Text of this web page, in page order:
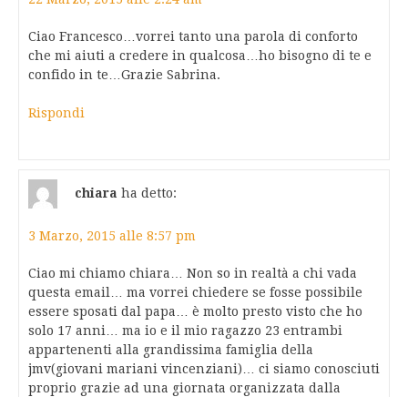
Ciao Francesco…vorrei tanto una parola di conforto
che mi aiuti a credere in qualcosa…ho bisogno di te e
confido in te…Grazie Sabrina.
Rispondi
chiara ha detto:
3 Marzo, 2015 alle 8:57 pm
Ciao mi chiamo chiara… Non so in realtà a chi vada
questa email… ma vorrei chiedere se fosse possibile
essere sposati dal papa… è molto presto visto che ho
solo 17 anni… ma io e il mio ragazzo 23 entrambi
appartenenti alla grandissima famiglia della
jmv(giovani mariani vincenziani)… ci siamo conosciuti
proprio grazie ad una giornata organizzata dalla